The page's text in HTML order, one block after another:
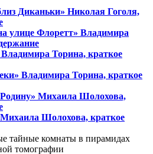
Диканьки» Николая Гоголя,
улице Флоретт» Владимира
Торина, краткое
Владимира Торина, краткое
Михаила Шолохова,
Михаила Шолохова, краткое